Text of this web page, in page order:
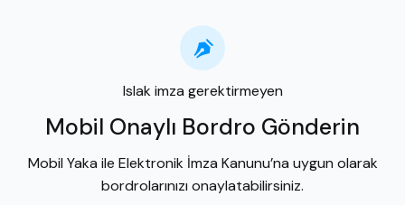
Islak imza gerektirmeyen
Mobil Onaylı Bordro Gönderin
Mobil Yaka ile Elektronik İmza Kanunu’na uygun olarak
bordrolarınızı onaylatabilirsiniz.​